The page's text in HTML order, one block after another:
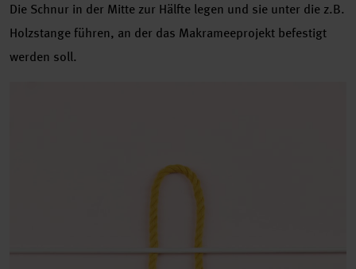
Die Schnur in der Mitte zur Hälfte legen und sie unter die z.B.
Holzstange führen, an der das Makrameeprojekt befestigt
werden soll.